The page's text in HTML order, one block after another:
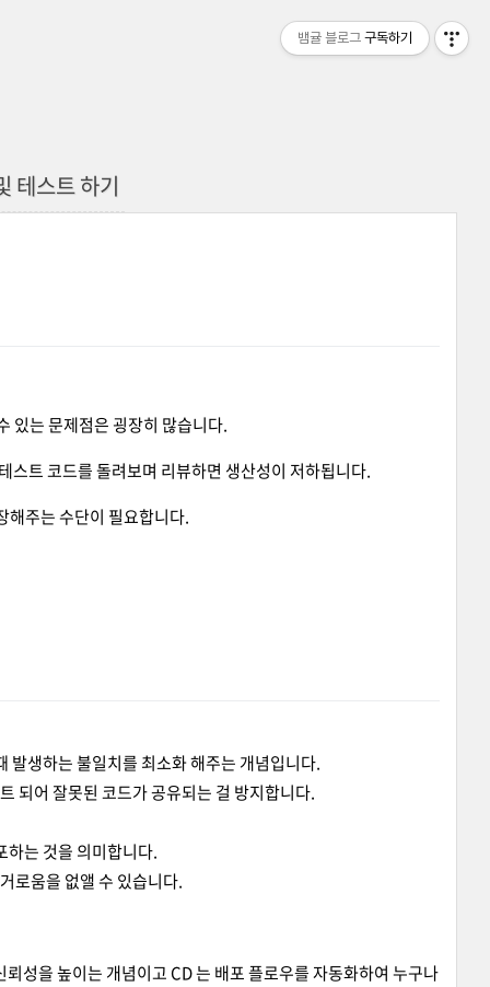
테스트 하기
있는 문제점은 굉장히 많습니다.
스트 코드를 돌려보며 리뷰하면 생산성이 저하됩니다.
해주는 수단이 필요합니다.
생하는 불일치를 최소화 해주는 개념입니다.
되어 잘못된 코드가 공유되는 걸 방지합니다.
하는 것을 의미합니다.
로움을 없앨 수 있습니다.
성을 높이는 개념이고 CD 는 배포 플로우를 자동화하여 누구나
뱀귤 블로그 구독하기